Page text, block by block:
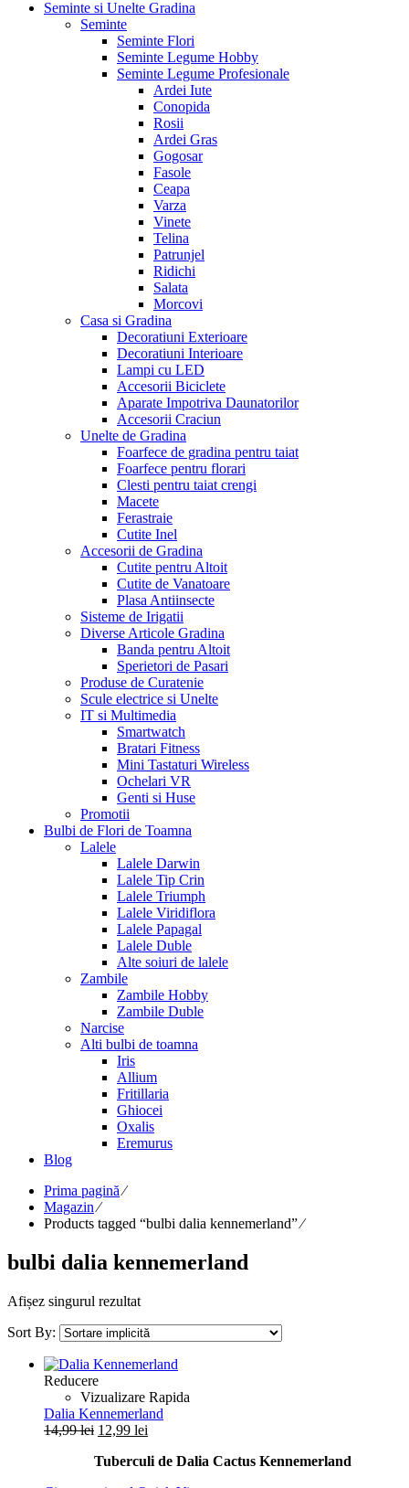
Seminte si Unelte Gradina
Seminte
Seminte Flori
Seminte Legume Hobby
Seminte Legume Profesionale
Ardei Iute
Conopida
Rosii
Ardei Gras
Gogosar
Fasole
Ceapa
Varza
Vinete
Telina
Patrunjel
Ridichi
Salata
Morcovi
Casa si Gradina
Decoratiuni Exterioare
Decoratiuni Interioare
Lampi cu LED
Accesorii Biciclete
Aparate Impotriva Daunatorilor
Accesorii Craciun
Unelte de Gradina
Foarfece de gradina pentru taiat
Foarfece pentru florari
Clesti pentru taiat crengi
Macete
Ferastraie
Cutite Inel
Accesorii de Gradina
Cutite pentru Altoit
Cutite de Vanatoare
Plasa Antiinsecte
Sisteme de Irigatii
Diverse Articole Gradina
Banda pentru Altoit
Sperietori de Pasari
Produse de Curatenie
Scule electrice si Unelte
IT si Multimedia
Smartwatch
Bratari Fitness
Mini Tastaturi Wireless
Ochelari VR
Genti si Huse
Promotii
Bulbi de Flori de Toamna
Lalele
Lalele Darwin
Lalele Tip Crin
Lalele Triumph
Lalele Viridiflora
Lalele Papagal
Lalele Duble
Alte soiuri de lalele
Zambile
Zambile Hobby
Zambile Duble
Narcise
Alti bulbi de toamna
Iris
Allium
Fritillaria
Ghiocei
Oxalis
Eremurus
Blog
Prima pagină⁄
Magazin ⁄
Products tagged “bulbi dalia kennemerland”⁄
bulbi dalia kennemerland
Afișez singurul rezultat
Sort By:
Reducere
Vizualizare Rapida
Dalia Kennemerland
14,99lei Prețul
a
12,99 lei
este:
Tuberculi de Dalia Cactus Kennemerland